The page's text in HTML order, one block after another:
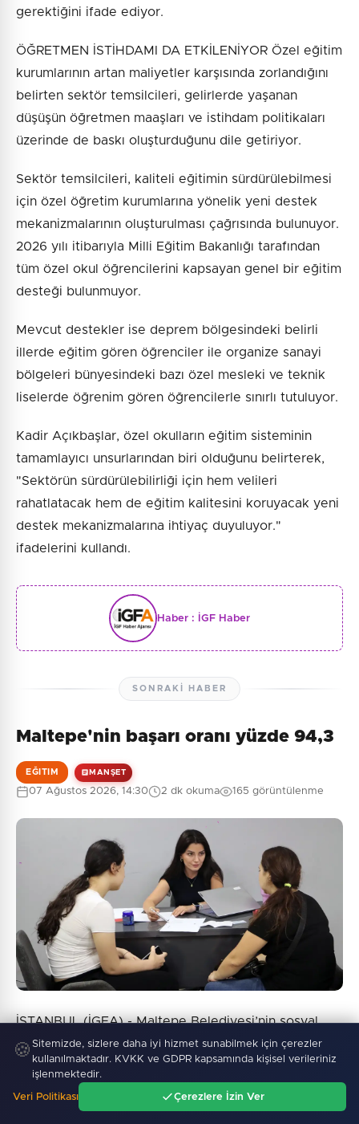
gerektiğini ifade ediyor.
ÖĞRETMEN İSTİHDAMI DA ETKİLENİYOR Özel eğitim
kurumlarının artan maliyetler karşısında zorlandığını
belirten sektör temsilcileri, gelirlerde yaşanan
düşüşün öğretmen maaşları ve istihdam politikaları
üzerinde de baskı oluşturduğunu dile getiriyor.
Sektör temsilcileri, kaliteli eğitimin sürdürülebilmesi
için özel öğretim kurumlarına yönelik yeni destek
mekanizmalarının oluşturulması çağrısında bulunuyor.
2026 yılı itibarıyla Milli Eğitim Bakanlığı tarafından
tüm özel okul öğrencilerini kapsayan genel bir eğitim
desteği bulunmuyor.
Mevcut destekler ise deprem bölgesindeki belirli
illerde eğitim gören öğrenciler ile organize sanayi
bölgeleri bünyesindeki bazı özel mesleki ve teknik
liselerde öğrenim gören öğrencilerle sınırlı tutuluyor.
Kadir Açıkbaşlar, özel okulların eğitim sisteminin
tamamlayıcı unsurlarından biri olduğunu belirterek,
"Sektörün sürdürülebilirliği için hem velileri
rahatlatacak hem de eğitim kalitesini koruyacak yeni
destek mekanizmalarına ihtiyaç duyuluyor."
ifadelerini kullandı.
Haber : İGF Haber
SONRAKI HABER
Maltepe'nin başarı oranı yüzde 94,3
EĞITIM MANŞET
07 Ağustos 2026, 14:30 2 dk okuma 165 görüntülenme
İSTANBUL (İGFA) - Maltepe Belediyesi’nin sosyal
belediyecilik anlayışıyla hayata geçirdiği projelerden
biri olan Cumhuriyet Eğitim Merkezi’nden destek alan
öğrenciler LGS sonuçlarında büyük başarılar elde
🍪 Sitemizde, sizlere daha iyi hizmet sunabilmek için çerezler
kullanılmaktadır. KVKK ve GDPR kapsamında kişisel verileriniz
işlenmektedir.
Veri Politikası Çerezlere İzin Ver
Gündem Ara Menü